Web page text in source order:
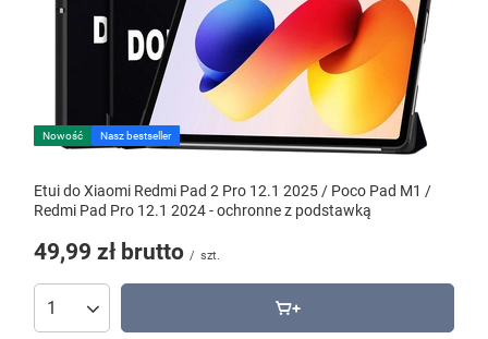
Nowość Nasz bestseller
Etui do Xiaomi Redmi Pad 2 Pro 12.1 2025 / Poco Pad M1 /
Redmi Pad Pro 12.1 2024 - ochronne z podstawką
49,99 zł brutto / szt.